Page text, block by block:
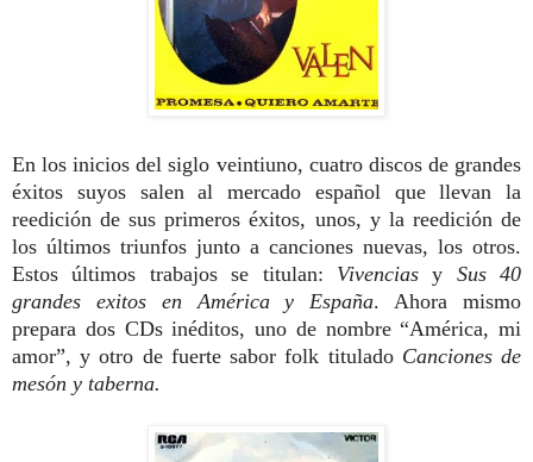
En los inicios del siglo veintiuno, cuatro discos de grandes
éxitos suyos salen al mercado español que llevan la
reedición de sus primeros éxitos, unos, y la reedición de
los últimos triunfos junto a canciones nuevas, los otros.
Estos últimos trabajos se titulan: Vivenciasy Sus 40
grandes exitos en América y España. Ahora mismo
prepara dos CDs inéditos, uno de nombre “América, mi
amor”, y otro de fuerte sabor folk titulado Canciones de
mesón y taberna.